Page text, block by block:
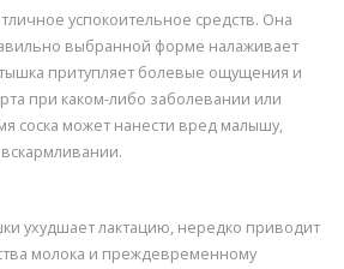
успокоительное средств. Она
выбранной форме налаживает
притупляет болевые ощущения и
при каком-либо заболевании или
соска может нанести вред малышу,
ухудшает лактацию, нередко приводит
молока и преждевременному